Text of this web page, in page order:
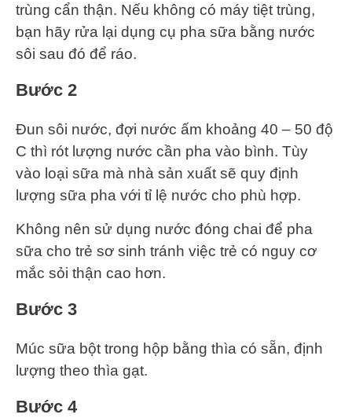
trùng cẩn thận. Nếu không có máy tiệt trùng,
bạn hãy rửa lại dụng cụ pha sữa bằng nước
sôi sau đó để ráo.
Bước 2
Đun sôi nước, đợi nước ấm khoảng 40 – 50 độ
C thì rót lượng nước cần pha vào bình. Tùy
vào loại sữa mà nhà sản xuất sẽ quy định
lượng sữa pha với tỉ lệ nước cho phù hợp.
Không nên sử dụng nước đóng chai để pha
sữa cho trẻ sơ sinh tránh việc trẻ có nguy cơ
mắc sỏi thận cao hơn.
Bước 3
Múc sữa bột trong hộp bằng thìa có sẵn, định
lượng theo thìa gạt.
Bước 4